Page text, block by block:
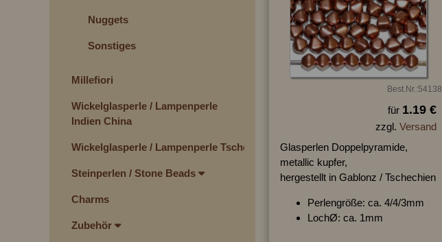
Nuggets
Sonstiges
Millefiori
Wickelglasperle / Lampenperle
Indien China
Wickelglasperle / Lampenperle Tschechien
Steinperlen / Stone Beads
Charms
Zubehör
Best.Nr.:54138
für 1.19 €
zzgl. Versand
Glasperlen Doppelpyramide,
metallic kupfer,
hergestellt in Gablonz / Tschechien
Perlengröße: ca. 4/4/3mm
LochØ: ca. 1mm